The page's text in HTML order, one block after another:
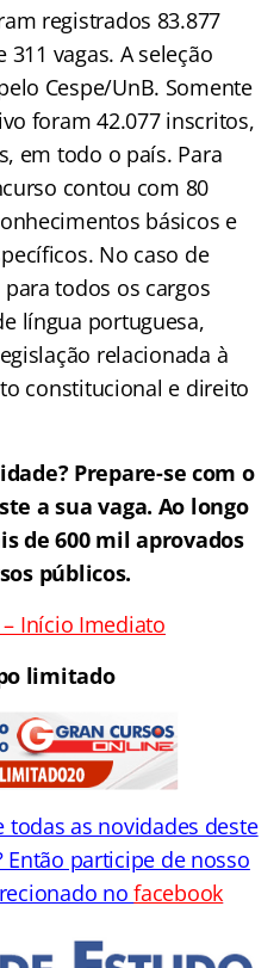
registrados 83.877
vagas. A seleção
Cespe/UnB. Somente
foram 42.077 inscritos,
em todo o país. Para
contou com 80
básicos e
No caso de
todos os cargos
língua portuguesa,
relacionada à
constitucional e direito
Prepare-se com o
a sua vaga. Ao longo
de 600 mil aprovados
públicos.
Início Imediato
limitado
as novidades deste
participe de nosso
nofacebook